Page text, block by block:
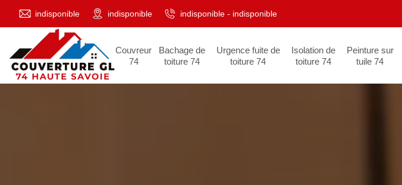
indisponible indisponible indisponible - indisponible
Couvreur
74
Bachage de
toiture 74
Urgence fuite de
toiture 74
Isolation de
toiture 74
Peinture sur
tuile 74